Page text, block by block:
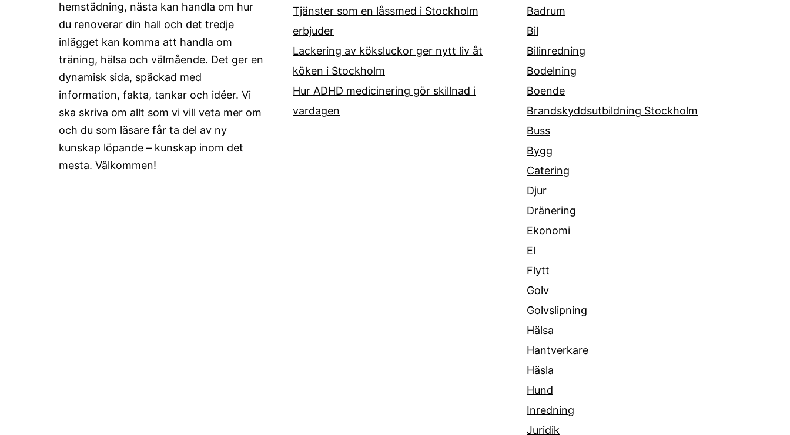
hemstädning, nästa kan handla om hur
du renoverar din hall och det tredje
inlägget kan komma att handla om
träning, hälsa och välmående. Det ger en
dynamisk sida, späckad med
information, fakta, tankar och idéer. Vi
ska skriva om allt som vi vill veta mer om
och du som läsare får ta del av ny
kunskap löpande – kunskap inom det
mesta. Välkommen!
Tjänster som en låssmed i Stockholm
erbjuder
Lackering av köksluckor ger nytt liv åt
köken i Stockholm
Hur ADHD medicinering gör skillnad i
vardagen
Badrum
Bil
Bilinredning
Bodelning
Boende
Brandskyddsutbildning Stockholm
Buss
Bygg
Catering
Djur
Dränering
Ekonomi
El
Flytt
Golv
Golvslipning
Hälsa
Hantverkare
Häsla
Hund
Inredning
Juridik